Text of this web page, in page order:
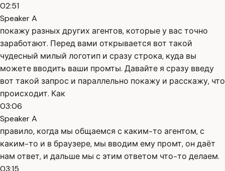
02:51
Speaker A
покажу разных других агентов, которые у вас точно
заработают. Перед вами открывается вот такой
чудесный милый логотип и сразу строка, куда вы
можете вводить ваши промты. Давайте я сразу введу
вот такой запрос и параллельно покажу и расскажу, что
происходит. Как
03:06
Speaker A
правило, когда мы общаемся с каким-то агентом, с
каким-то и в браузере, мы вводим ему промт, он даёт
нам ответ, и дальше мы с этим ответом что-то делаем.
03:15